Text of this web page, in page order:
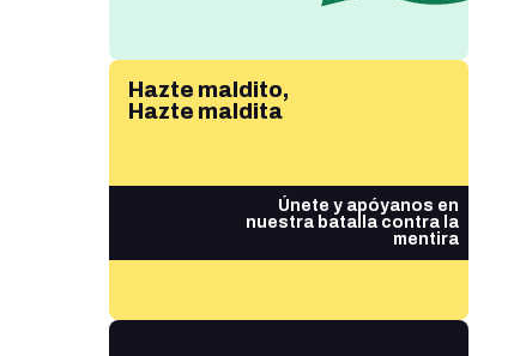
Hazte maldito,
Hazte maldita
Únete y apóyanos en
nuestra batalla contra la
mentira